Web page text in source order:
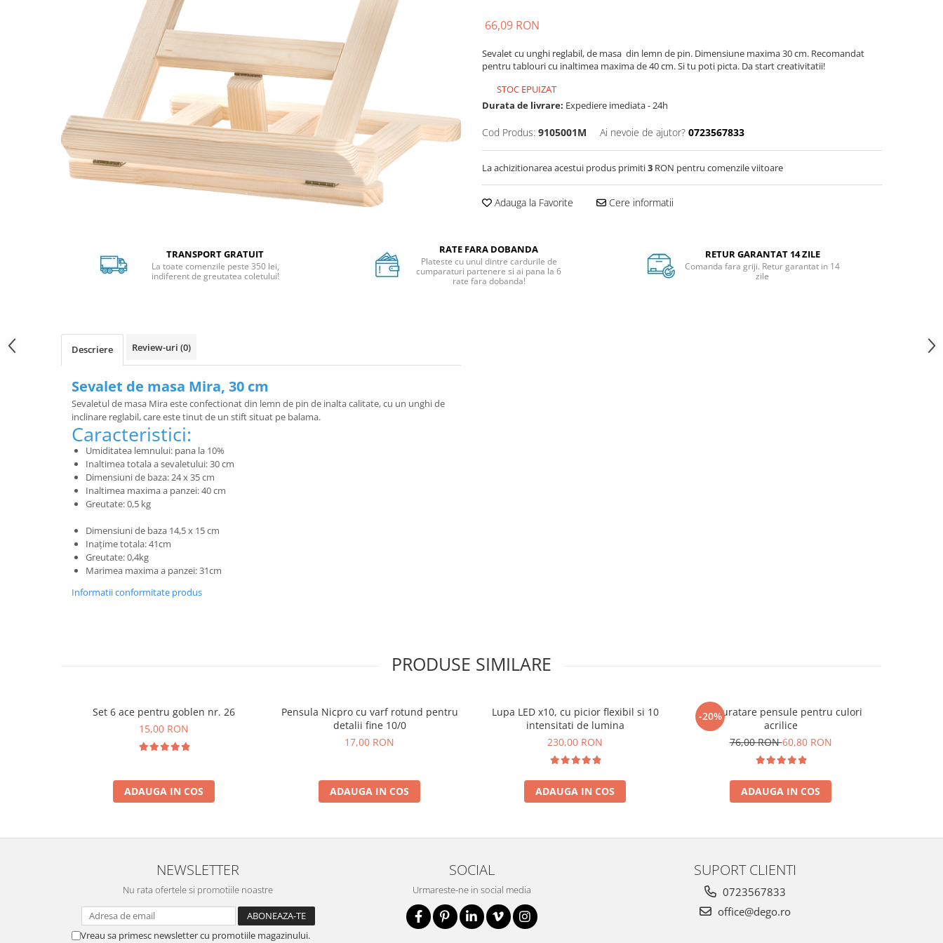
66,09 RON
Sevalet cu unghi reglabil, de masa din lemn de pin. Dimensiune maxima 30 cm. Recomandat
pentru tablouri cu inaltimea maxima de 40 cm. Si tu poti picta. Da start creativitatii!
STOC EPUIZAT
Durata de livrare: Expediere imediata - 24h
Cod Produs: 9105001M Ai nevoie de ajutor? 0723567833
La achizitionarea acestui produs primiti3 RON pentru comenzile viitoare
Adauga la Favorite Cere informatii
TRANSPORT GRATUIT
La toate comenzile peste 350 lei,
indiferent de greutatea coletului!
RATE FARA DOBANDA
Plateste cu unul dintre cardurile de
cumparaturi partenere si ai pana la 6
rate fara dobanda!
RETUR GARANTAT 14 ZILE
Comanda fara griji. Retur garantat in 14
zile
Descriere Review-uri (0)
Sevalet de masa Mira, 30 cm
Sevaletul de masa Mira este confectionat din lemn de pin de inalta calitate, cu un unghi de
inclinare reglabil, care este tinut de un stift situat pe balama.
Caracteristici:
Umiditatea lemnului: pana la 10%
Inaltimea totala a sevaletului: 30 cm
Dimensiuni de baza: 24 x 35 cm
Inaltimea maxima a panzei: 40 cm
Greutate: 0,5 kg
Dimensiuni de baza 14,5 x 15 cm
Inațime totala: 41cm
Greutate: 0,4kg
Marimea maxima a panzei: 31cm
Informatii conformitate produs
PRODUSE SIMILARE
Set 6 ace pentru goblen nr. 26
15,00 RON
ADAUGA IN COS
Pensula Nicpro cu varf rotund pentru
detalii fine 10/0
17,00 RON
ADAUGA IN COS
Lupa LED x10, cu picior flexibil si 10
intensitati de lumina
230,00 RON
ADAUGA IN COS
-20%
Set curatare pensule pentru culori
acrilice
76,00 RON60,80 RON
ADAUGA IN COS
NEWSLETTER
Nu rata ofertele si promotiile noastre
Vreau sa primesc newsletter cu promotiile magazinului.
SOCIAL
Urmareste-ne in social media
SUPORT CLIENTI
0723567833
office@dego.ro